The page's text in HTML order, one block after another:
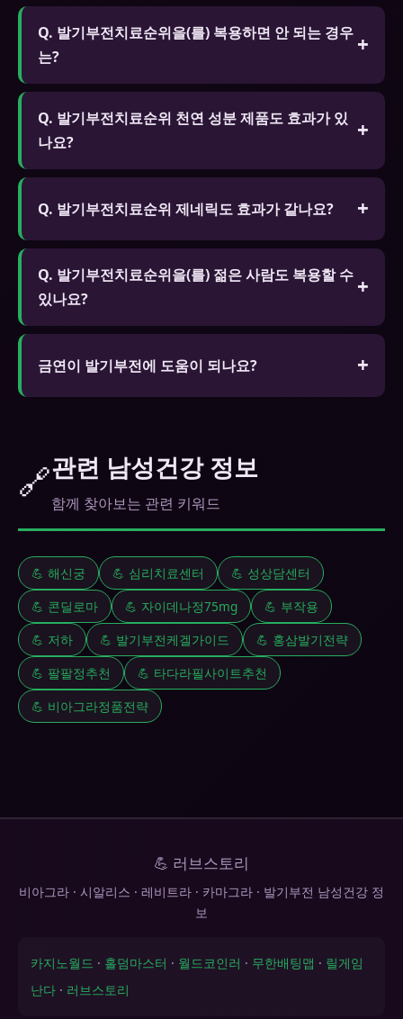
Q. 발기부전치료순위을(를) 복용하면 안 되는 경우
는?
A. 질산염 계열 약물을 복용 중인 분, 심각한 심장 질
환, 저혈압, 심각한 간/신장 질환이 있는 분은 복용 전
반드시 전문가와 상담하세요.
Q. 발기부전치료순위 천연 성분 제품도 효과가 있
나요?
A. 홍삼, 마카, 아르기닌 등 천연 성분이 포함된 제품
은 화학 성분보다 효과는 약하지만 장기 복용이 가능
Q. 발기부전치료순위 제네릭도 효과가 같나요?
A. FDA나 식약처 승인을 받은 제네릭은 오리지널과
동일한 활성 성분을 포함하며 동등한 효능과 안전성
을 보장합니다. 가격이 훨씬 저렴합니다.
Q. 발기부전치료순위을(를) 젊은 사람도 복용할 수
있나요?
A. 심리적 요인이나 스트레스로 인한 발기 문제가 있
는 젊은 층도 복용할 수 있습니다. 단 18세 미만은 복
금연이 발기부전에 도움이 되나요?
류가 개선되고 발기 기능이 향상됩니다. 20갑년 이상
흡연자의 경우 영구 손상이 있을 수 있습니다.
🔗관련 남성건강 정보
함께 찾아보는 관련 키워드
💪 해신궁 💪 심리치료센터
💪 성상담센터
💪 콘딜로마
💪 자이데나정75mg
💪 부작용
💪 저하
💪 발기부전케겔가이드
💪 홍삼발기전략
💪 팔팔정추천
💪 타다라필사이트추천
💪 비아그라정품전략
💪 러브스토리
비아그라 · 시알리스 · 레비트라 · 카마그라 · 발기부전 남성건강 정
보
카지노월드 · 홀덤마스터 · 월드코인러 · 무한배팅맵 · 릴게임
난다 · 러브스토리